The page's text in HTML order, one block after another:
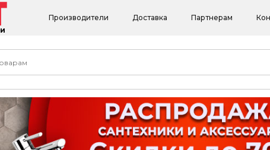
Производители Доставка Партнерам